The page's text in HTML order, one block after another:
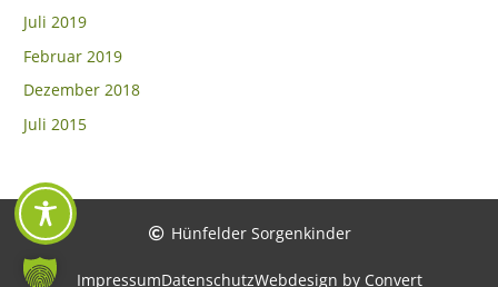
Juli 2019
Februar 2019
Dezember 2018
Juli 2015
Hünfelder Sorgenkinder
ImpressumDatenschutzWebdesign by Convert